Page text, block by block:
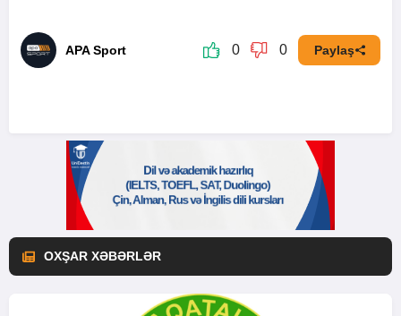
APA Sport 0 0 Paylaş
OXŞAR XƏBƏRLƏR